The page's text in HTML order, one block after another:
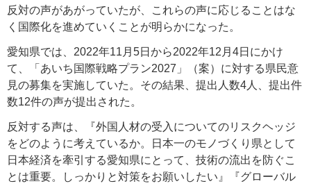
反対の声があがっていたが、これらの声に応じることはな
く国際化を進めていくことが明らかになった。
愛知県では、2022年11月5日から2022年12月4日にかけ
て、「あいち国際戦略プラン2027」（案）に対する県民意
見の募集を実施していた。その結果、提出人数4人、提出件
数12件の声が提出された。
反対する声は、『外国人材の受入についてのリスクヘッジ
をどのように考えているか。日本一のモノづくり県として
日本経済を牽引する愛知県にとって、技術の流出を防ぐこ
とは重要。しっかりと対策をお願いしたい』『グローバル